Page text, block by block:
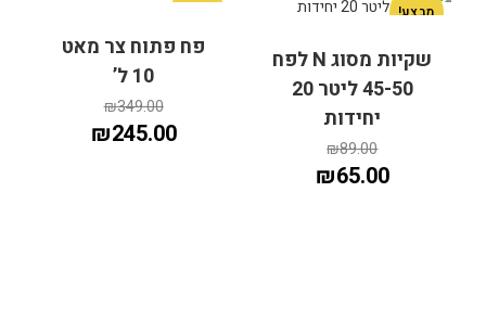
הוספה לסל הוספה לסל
מבצע!
שקיות מסוג N לפח
45-50 ליטר 20
יחידות
₪89.00
₪65.00
פח פתוח צר מאט
10 ל’
₪349.00
₪245.00